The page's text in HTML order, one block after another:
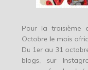
Pour la troisième
Octobre le mois
Du 1er au 31
blogs, sur